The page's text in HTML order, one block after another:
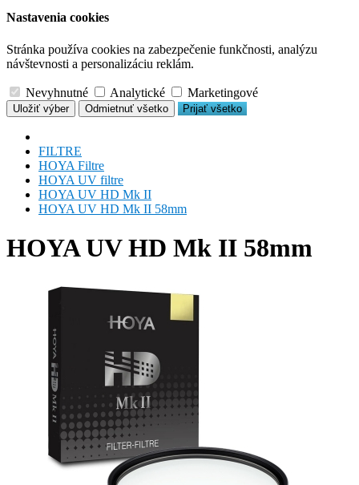
Nastavenia cookies
Stránka používa cookies na zabezpečenie funkčnosti, analýzu
návštevnosti a personalizáciu reklám.
Nevyhnutné Analytické Marketingové
Uložiť výber Odmietnuť všetko Prijať všetko
FILTRE
HOYA Filtre
HOYA UV filtre
HOYA UV HD Mk II
HOYA UV HD Mk II 58mm
HOYA UV HD Mk II 58mm